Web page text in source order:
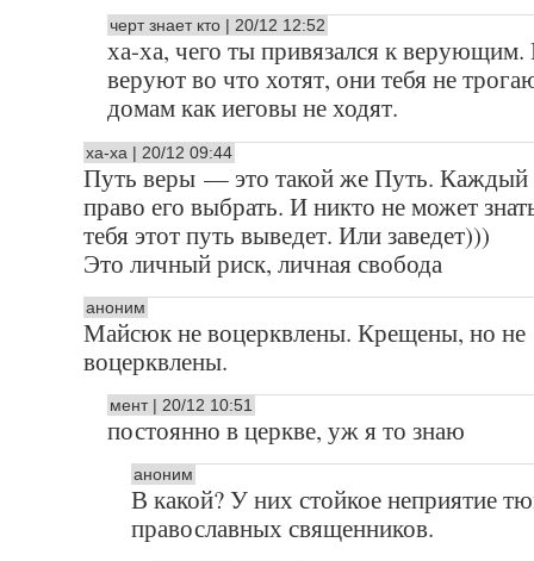
черт знает кто | 20/12 12:52
ха-ха, чего ты привязался к верующим.
веруют во что хотят, они тебя не
домам как иеговы не ходят.
ха-ха | 20/12 09:44
Путь веры — это такой же Путь. Каждый
право его выбрать. И никто не может
тебя этот путь выведет. Или заведет)))
Это личный риск, личная свобода
аноним
Майсюк не воцерквлены. Крещены, но не
воцерквлены.
мент | 20/12 10:51
постоянно в церкве, уж я то знаю
аноним
В какой? У них стойкое неприятие
православных священников.